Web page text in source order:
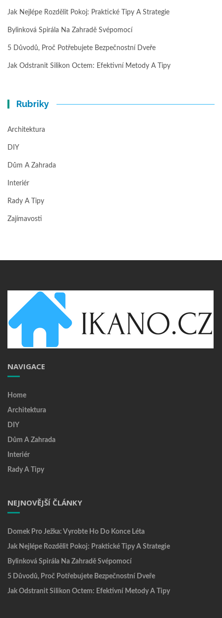
Jak Nejlépe Rozdělit Pokoj: Praktické Tipy A Strategie
Bylinková Spirála Na Zahradě Svépomocí
5 Důvodů, Proč Potřebujete Bezpečnostní Dveře
Jak Odstranit Silikon Octem: Efektivní Metody A Tipy
Rubriky
Architektura
DIY
Dům A Zahrada
Interiér
Rady A Tipy
Zajímavosti
NAVIGACE
Home
Architektura
DIY
Dům A Zahrada
Interiér
Rady A Tipy
NEJNOVĚJŠÍ ČLÁNKY
Domek Pro Ježka: Vyrobte Ho Do Konce Léta
Jak Nejlépe Rozdělit Pokoj: Praktické Tipy A Strategie
Bylinková Spirála Na Zahradě Svépomocí
5 Důvodů, Proč Potřebujete Bezpečnostní Dveře
Jak Odstranit Silikon Octem: Efektivní Metody A Tipy